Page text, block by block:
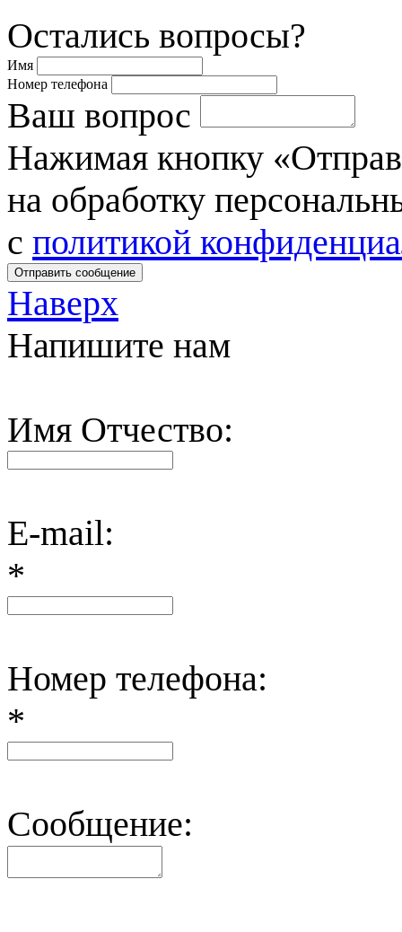
Остались вопросы?
Имя
Номер телефона
Ваш вопрос
Нажимая кнопку
на обработку
c политикой
Отправить сообщение
Наверх
Напишите нам
Имя Отчество:
E-mail:
*
Номер телефона:
*
Сообщение: